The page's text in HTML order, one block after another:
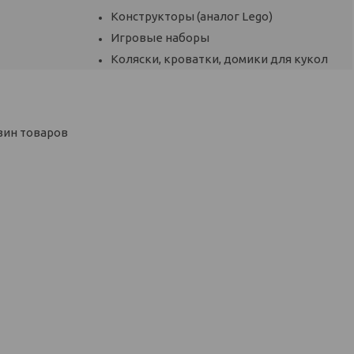
Конструкторы (аналог Lego)
Игровые наборы
Коляски, кроватки, домики для кукол
товаров